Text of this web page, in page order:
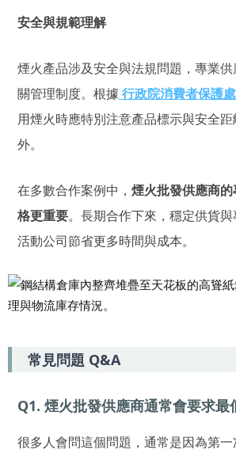
安全與規範理解
煙火產品涉及安全與法規問題，專業
關管理制度。根據 行政院消費者保護處
用煙火時應特別注意產品標示與安全
外。
在多數合作案例中， 煙火批發供應商
格更重要。長期合作下來，穩定供貨
活動公司節省更多時間與成本。
常見問題 Q&A
Q1. 煙火批發供應商通常會要求最
很多人會問這個問題，通常是因為第